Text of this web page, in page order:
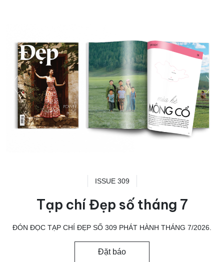
ISSUE 309
Tạp chí Đẹp số tháng 7
ĐÓN ĐỌC TẠP CHÍ ĐẸP SỐ 309 PHÁT HÀNH THÁNG 7/2026.
Đặt báo